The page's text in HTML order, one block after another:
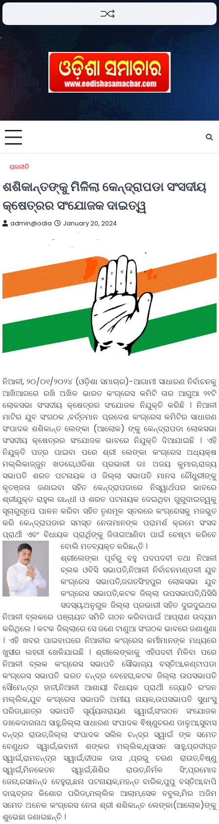
ରାଜନୀତି
ଶଶିକାନ୍ତଙ୍କୁ ମିଳିଲା କେନ୍ଦ୍ରାପଡା ସଂସଦୀୟ
କ୍ଷେତ୍ରର ସଂଯୋଜକ ଦାଇତ୍ୱ
admin@odia January 20, 2024
ନିଆଳୀ, ୨୦/୦୧/୨୦୨୪ (ଓଡ଼ିଶା ସମାଚାର)-ଆଗାମୀ ସାଧାରଣ ନିର୍ବାଚନକୁ
ଆଖିଆଗରେ ରଖି ଅଖିଳ ଭାରତ କଂଗ୍ରେସ କମିଟି ତାର ଆଗୁଆ ୨୧ଟି
ଲୋକସଭା ସଂସଦୀୟ କ୍ଷେତ୍ରର ସଂଯୋଜକ ନିଯୁକ୍ତି କରିଛି । ନିଆଳୀ
ମାଟିର ଯୁବ ସଂଗଠକ ,ବର୍ତ୍ତମାନ ପ୍ରଦେଶ କଂଗ୍ରେସ କମିଟିର ସାଧାରଣ
ସଂପାଦକ ଶଶିକାନ୍ତ ଲେଙ୍କା (ଆଲୋକ) ଙ୍କୁ କେନ୍ଦ୍ରାପଡା ଲୋକସଭା
ସଂସଦୀୟ କ୍ଷେତ୍ରର ସଂଯୋଜକ ଭାବରେ ନିଯୁକ୍ତି ଦିଆଯାଇଛି । ଏହି
ନିଯୁକ୍ତି ପତ୍ର ପାଇବା ପରେ ଶ୍ରୀ ଲେଙ୍କା କଂଗ୍ରେସ ଅଧ୍ୟକ୍ଷ
ମଲ୍ଲିକାଜ୍ଜୁନ ଖଡଗେ,ଓଡିଶା ପ୍ରଭାରୀ ଡଃ ଅଜୟ କୁମାର,ରାଜ୍ୟ
ସଭାପତି ଶରତ ପଟନାୟକ ଓ ଜିଲ୍ଲା ସଭାପତି ମାନସ ଚୌଧୁରୀଙ୍କୁ
କୃତଞ୍ଜତା ଜଣାଇବା ସହିତ କେନ୍ଦ୍ରାପଡାରେ ନିସ୍ୱାର୍ଥପର ଭାବରେ
ଶ୍ରୀଯୁକ୍ତ ରାହୁଲ ଗାନ୍ଧୀ ଓ ଶରତ ପଟନାୟକ ଦେଇଥିବା ଗୁରୁଦାଇତ୍ୱକୁ
ସୂଚାରୁରୂପେ ପାଳନ କରିବା ସହିତ ତୃଣମୂଳ ସ୍ତରରେ କଂଗ୍ରେସକୁ ମଜଭୁତ
କରି କେନ୍ଦ୍ରାପଡାର ସମସ୍ତ ନେତାମାନଙ୍କ ପରାମର୍ଶ କ୍ରମେ ସଂସଦ
ପ୍ରାର୍ଥୀ ଏବଂ ବିଧାୟକ ପ୍ରାର୍ଥିଙ୍କୁ ଜିତାଇଆଣିବା ପାଇଁ ଚେଷ୍ଟା କରିବେ
ବୋଲି ମତବ୍ୟକ୍ତ କରିଛନ୍ତି ।
ଶ୍ରୀଲେଙ୍କା ପୂର୍ବରୁ ବହୁ ପଦପଦବୀ ତଥା ନିଆଳୀ
ବ୍ଲକ ଓବିସି ସଭାପତି,ନିଆଳୀ ନିର୍ବାଚନମଣ୍ଡଳୀ ଯୁବ
କଂଗ୍ରେସ ସଭାପତି,ଜଗତସିଂହପୁର ଲୋକସଭା ଯୁବ
କଂଗ୍ରେସ ସଭାପତି,କଟକ ଜିଲ୍ଲା ଉପସଭାପତି,ପିସିସି
ସଦସ୍ୟ,ଅନୁଗୁଳ ଜିଲ୍ଲା ପ୍ରଭାରୀ ସହିତ ଦୁଇଦୁଇଥର
ନିଆଳୀ ବ୍ଲକରେ ପଞ୍ଚାୟତ ସମିତି ଗଠନ କରିବାପାଇଁ ଆପ୍ରାଣ ଉଦ୍ୟମ
କରିଥିଲେ । କଟକ ଜିଲ୍ଲାରେ ସେ ଜଣେ ଟାଣୁଆ ସଂଗଠକ ଭାବରେ ଜଣାଶୁଣା
। ଏହି ଖବର ପାଇବାପରେ ନିଆଳୀର କଂଗ୍ରେସ କର୍ମୀମାନଙ୍କ ମଧ୍ୟରେ
ଖୁସୀର ଲହରୀ ଖେଳିଯାଇଛି । ଶ୍ରୀଲେଙ୍କାକୁ ଏହିପଦବୀ ମିଳିବା ପରେ
ନିଆଳୀ ବ୍ଲକ କଂଗ୍ରେସ ସଭାପତି ସୌଭାଗ୍ୟ ବସ୍ତିଆ,କଣ୍ଟାପଡା
କଂଗ୍ରେସ ସଭାପତି ଭରତ ଚନ୍ଦ୍ର ବେହେରା,କଟକ ଜିଲ୍ଲା ଉପସଭାପତି
ସୌମେନ୍ଦ୍ର ହାତୀ,ନିଆଳୀ ଆଶାୟୀ ବିଧାୟକ ପ୍ରାର୍ଥୀ ଜ୍ୟୋତି ରଂଜନ
ମଲ୍ଲିକ,ଯୁବ କଂଗ୍ରେସ ସଭାପତି ଅମୀୟ ନାୟକ,ଉପସଭାପତି ସୁଧାଂସୁ
ପରିଡା,ଛାତ୍ର ସଭାପତି ସୂର୍ୟ୍ୟନାରାୟଣ ସ୍ୱାଇଁ,ସଂଗଠନ ସଂଯୋଜକ
ଡଃକେଦାରନାଥ ସାହୁ,ଜିଲ୍ଲା ସାଧାରଣ ସଂପାଦକ ଵିଷ୍ଣୁଚରଣ ଡାଳୁଆ,ସୁବାସ
ଚନ୍ଦ୍ର ରାଉତ,ଜିଲ୍ଲା ସଂପାଦକ ସଲିଳ ଚନ୍ଦ୍ର ସ୍ୱାଇଁ ଙ୍କ ସମେତ
ବେଣୁଧର ସ୍ୱାଇଁ,ଭବାନୀ ଶଙ୍କର ମଲ୍ଲିକ,ଧୂସାସନ ସାହୁ,ପ୍ରଦୀପ୍ତ
ସ୍ୱାଇଁ,ରାମଚନ୍ଦ୍ର ସ୍ୱାଇଁ,ଦୀପକ ଦାସ ,ପ୍ରଭୁ ଚରଣ ରାଉତ,ବିଷ୍ଣୁ
ସ୍ୱାଇଁ,ମିନକେତନ ସ୍ୱାଇଁ,ଶିଶିର ରାଉତ,ନିର୍ମଳ ସିଂ,ପ୍ରମୋଦ
ଜେନା,ରସାନନ୍ଦ ବେହୁରା,ଛନା ପଟନାୟକ,ମହନ୍ତ ବାରିକ,ପୁପୁ ବସ୍ତିଆ,ବାପି
ଦାସ,ବ୍ରଜ କିଶୋର ପରିଡା,ମଲ୍ଲିକ ଆଲାମ,ସେକ ବବୁଲ,ମିର ଅଜିମ
ସମେତ ଅନେକ କଂଗ୍ରେସ ନେତା ଶ୍ରୀ ଶଶିକାନ୍ତ ଲେଙ୍କା(ଆଲୋକ)ଙ୍କୁ
ଶୁଭେଛା ଜଣାଇଛନ୍ତି ।